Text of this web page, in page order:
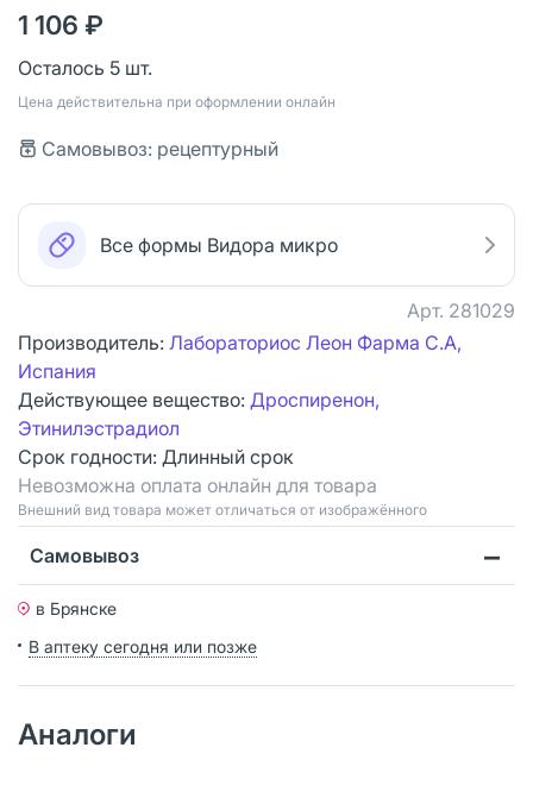
1 106 ₽
Осталось 5 шт.
Цена действительна при оформлении онлайн
Самовывоз: рецептурный
Все формы Видора микро
Арт. 281029
Производитель: Лабораториос Леон Фарма С.А,
Испания
Действующее вещество: Дроспиренон,
Этинилэстрадиол
Срок годности: Длинный срок
Невозможна оплата онлайн для товара
Bнешний вид товара может отличаться от изображённого
Самовывоз
в Брянске
В аптеку сегодня или позже
Аналоги